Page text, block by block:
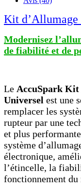
Kit
Modernisez
de fiabilité et de
Le AccuSpark Kit
Universel est une
remplacer les
rupteur par une
et plus
système
électronique,
l’étincelle, la
fonctionnement du